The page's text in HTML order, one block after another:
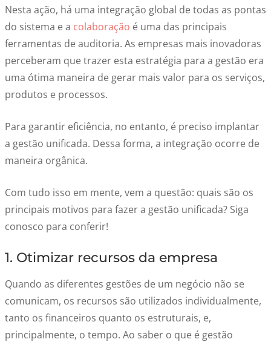
Nesta ação, há uma integração global de todas as pontas
do sistema e a colaboração é uma das principais
ferramentas de auditoria. As empresas mais inovadoras
perceberam que trazer esta estratégia para a gestão era
uma ótima maneira de gerar mais valor para os serviços,
produtos e processos.
Para garantir eficiência, no entanto, é preciso implantar
a gestão unificada. Dessa forma, a integração ocorre de
maneira orgânica.
Com tudo isso em mente, vem a questão: quais são os
principais motivos para fazer a gestão unificada? Siga
conosco para conferir!
1. Otimizar recursos da empresa
Quando as diferentes gestões de um negócio não se
comunicam, os recursos são utilizados individualmente,
tanto os financeiros quanto os estruturais, e,
principalmente, o tempo. Ao saber o que é gestão